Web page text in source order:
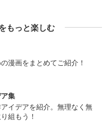
もっと楽しむ
漫画をまとめてご紹介！
集
イデアを紹介。無理なく無
組もう！